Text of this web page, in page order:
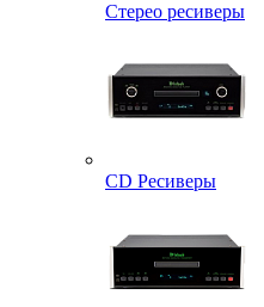
Стерео ресиверы
CD Ресиверы